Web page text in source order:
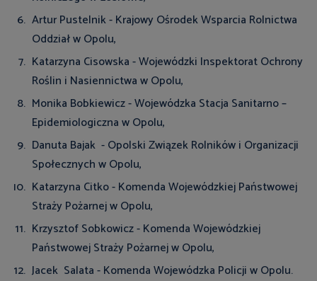
Artur Pustelnik - Krajowy Ośrodek Wsparcia Rolnictwa
Oddział w Opolu,
Katarzyna Cisowska - Wojewódzki Inspektorat Ochrony
Roślin i Nasiennictwa w Opolu,
Monika Bobkiewicz - Wojewódzka Stacja Sanitarno –
Epidemiologiczna w Opolu,
Danuta Bajak - Opolski Związek Rolników i Organizacji
Społecznych w Opolu,
Katarzyna Citko - Komenda Wojewódzkiej Państwowej
Straży Pożarnej w Opolu,
Krzysztof Sobkowicz - Komenda Wojewódzkiej
Państwowej Straży Pożarnej w Opolu,
Jacek Salata - Komenda Wojewódzka Policji w Opolu.